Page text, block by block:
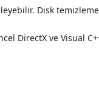
Disk
DirectX ve Visual